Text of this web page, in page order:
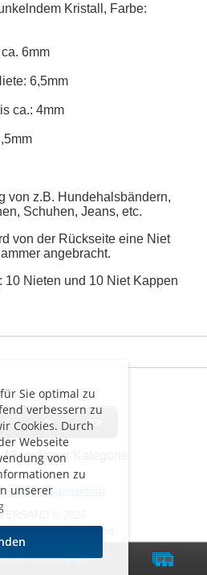
Sie optimal zu
verbessern zu
Cookies. Durch
Webseite
von
zu
unserer
Kristall, Farbe:
6mm
6,5mm
ca.: 4mm
von z.B. Hundehalsbändern,
Schuhen, Jeans, etc.
von der Rückseite eine Niet
angebracht.
10 Nieten und 10 Niet Kappen
< > >>
16in dieser Kategorie
-AGB-Datenschutz
© 2026
MwSt. zzgl. Versand
Website